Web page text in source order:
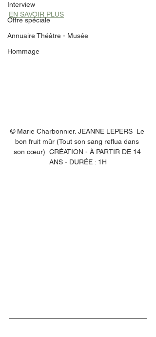
Interview
Offre spéciale
Annuaire Théâtre - Musée
Hommage
EN SAVOIR PLUS
© Marie Charbonnier. JEANNE LEPERS  Le
bon fruit mûr (Tout son sang reflua dans
son cœur)  CRÉATION - À PARTIR DE 14
ANS - DURÉE : 1H